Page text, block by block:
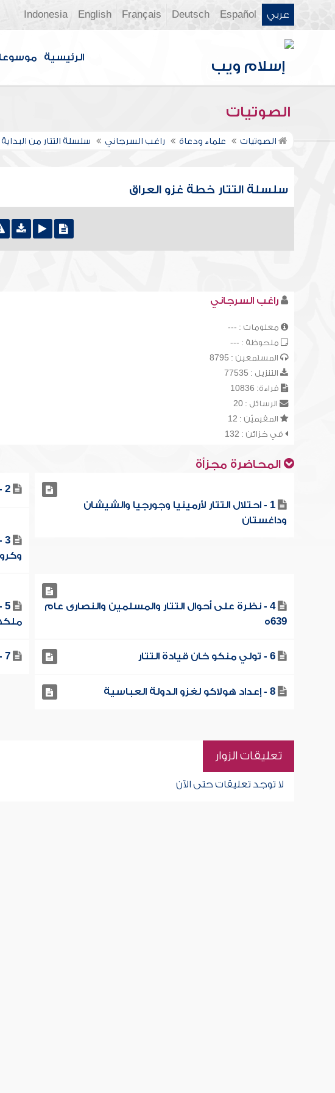
عربي Español
Deutsch
Français
English
Indonesia
الرئيسية
الصوتيات
الصوتيات علماء ودعاة راغب السرجاني سلسلة التتار من
سلسلة التتار خطة غزو العراق
راغب السرجاني
معلومات : ---
ملحوظة : ---
المستمعين : 8795
التنزيل : 77535
قراءة: 10836
الرسائل : 20
المقيميّن : 12
في خزائن : 132
المحاضرة مجزأة
1 - احتلال التتار لأرمينيا وجورجيا والشيشان
وداغستان
2 - احتلال التتار لروسيا
4 - نظرة على أحوال التتار والمسلمين والنصارى عام
639ه
6 - تولي منكو خان قيادة التتار 7 - أعوان منكو خان في حكم دولة التتار
8 - إعداد هولاكو لغزو الدولة العباسية
تعليقات الزوار
لا توجد تعليقات حتى الآن